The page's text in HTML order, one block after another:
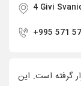
4 Givi
+995 571
گرفته است. این